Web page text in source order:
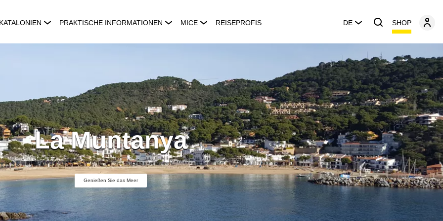
PRAKTISCHE INFORMATIONEN MICE REISEPROFIS DE SHOP
La Muntanya
Genießen Sie das Meer